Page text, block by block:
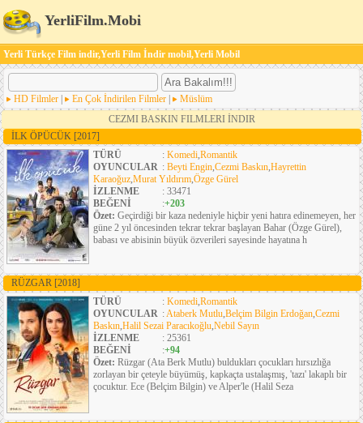
YerliFilm.Mobi
Yerli Türkçe Film indir,Yerli Film İndir mobil,Yerli Mobil
HD Filmler En Çok İndirilen Filmler
Müslüm
CEZMI BASKIN FILMLERI İNDIR
İLK ÖPÜCÜK [2017]
TÜRÜ
: Komedi,Romantik
OYUNCULAR : Beyti Engin,Cezmi Baskın,Hayrettin
Karaoğuz,Murat Yıldırım,Özge Gürel
İZLENME
: 33471
BEĞENİ
:+203
Özet: Geçirdiği bir kaza nedeniyle hiçbir yeni hatıra edinemeyen, her
güne 2 yıl öncesinden tekrar tekrar başlayan Bahar (Özge Gürel),
babası ve abisinin büyük özverileri sayesinde hayatına h
RÜZGAR [2018]
TÜRÜ
: Komedi,Romantik
OYUNCULAR :Ataberk Mutlu,Belçim Bilgin Erdoğan,Cezmi
Baskın,Halil Sezai Paracıkoğlu,Nebil Sayın
İZLENME
: 25361
BEĞENİ
:+94
Özet: Rüzgar (Ata Berk Mutlu) buldukları çocukları hırsızlığa
zorlayan bir çeteyle büyümüş, kapkaçta ustalaşmış, 'tazı' lakaplı bir
çocuktur. Ece (Belçim Bilgin) ve Alper'le (Halil Seza